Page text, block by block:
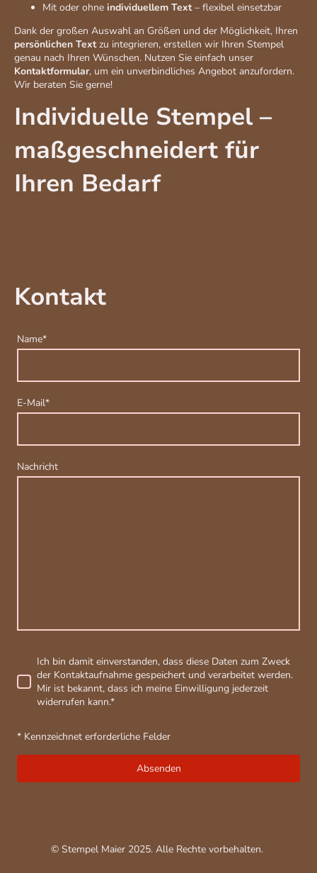
Mit oder ohne individuellem Text– flexibel einsetzbar
Dank der großen Auswahl an Größen und der Möglichkeit, Ihren
persönlichen Textzu integrieren, erstellen wir Ihren Stempel
genau nach Ihren Wünschen. Nutzen Sie einfach unser
Kontaktformular, um ein unverbindliches Angebot anzufordern.
Wir beraten Sie gerne!
Individuelle Stempel –
maßgeschneidert für
Ihren Bedarf
Kontakt
Name*
E-Mail*
Nachricht
Ich bin damit einverstanden, dass diese Daten zum Zweck
der Kontaktaufnahme gespeichert und verarbeitet werden.
Mir ist bekannt, dass ich meine Einwilligung jederzeit
widerrufen kann.*
* Kennzeichnet erforderliche Felder
Absenden
© Stempel Maier 2025. Alle Rechte vorbehalten.